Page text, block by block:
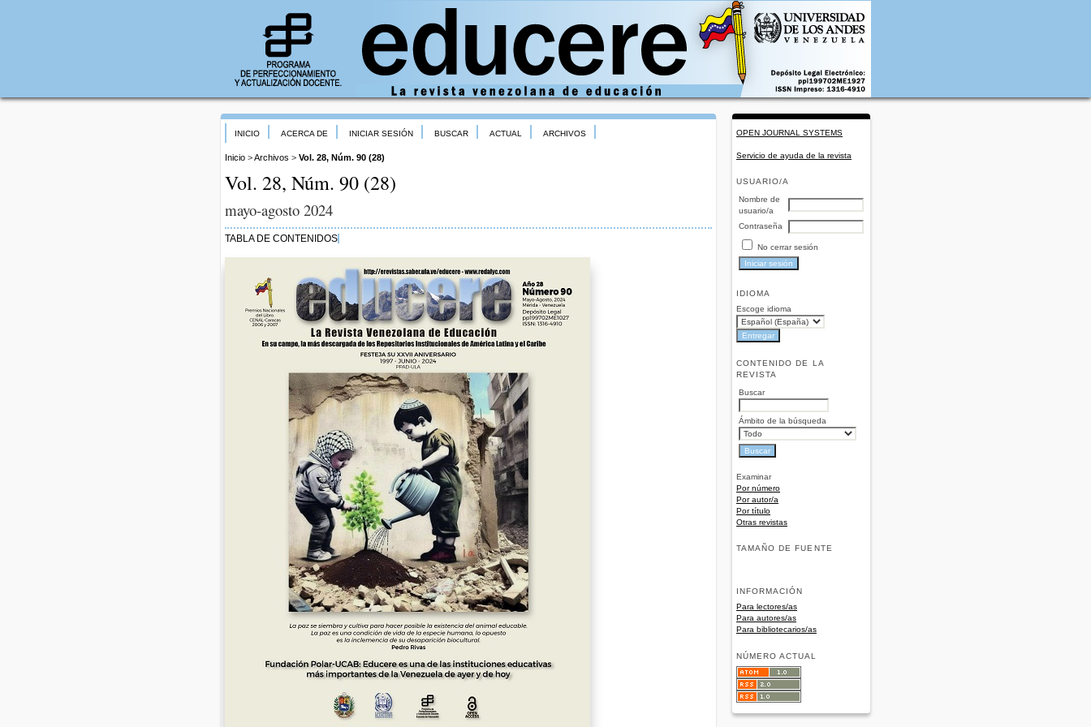
OPEN JOURNAL SYSTEMS
Servicio de ayuda de la revista
USUARIO/A
Nombre de
usuario/a
Contraseña
No cerrar sesión
IDIOMA
Escoge idioma
CONTENIDO DE LA
REVISTA
Buscar
Ámbito de la búsqueda
Examinar
Por número
Por autor/a
Por título
Otras revistas
TAMAÑO DE FUENTE
INFORMACIÓN
Para lectores/as
Para autores/as
Para bibliotecarios/as
NÚMERO ACTUAL
INICIO ACERCA DE INICIAR SESIÓN BUSCAR ACTUAL ARCHIVOS
Inicio >Archivos > Vol. 28, Núm. 90 (28)
Vol. 28, Núm. 90 (28)
mayo-agosto 2024
TABLA DE CONTENIDOS